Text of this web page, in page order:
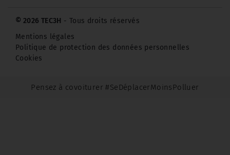
© 2026 TEC3H - Tous droits réservés
Mentions légales
Politique de protection des données personnelles
Cookies
Pensez à covoiturer #SeDéplacerMoinsPolluer